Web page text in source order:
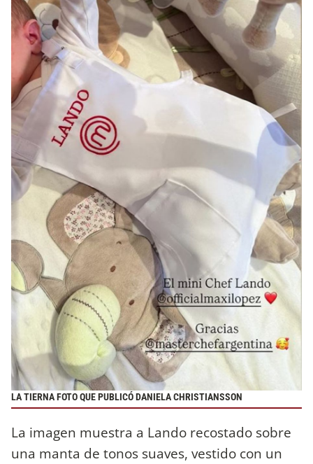
LA TIERNA FOTO QUE PUBLICÓ DANIELA CHRISTIANSSON
La imagen muestra a Lando recostado sobre
una manta de tonos suaves, vestido con un